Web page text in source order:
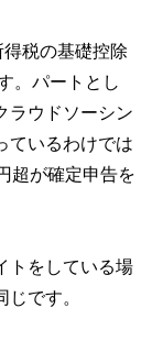
税の基礎控除
。パートとし
ラウドソーシン
ているわけでは
超が確定申告を
トをしている場
です。